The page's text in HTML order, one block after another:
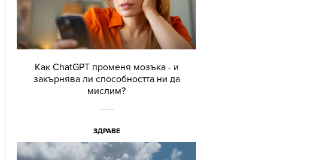
Как ChatGPT променя мозъка - и
закърнява ли способността ни да
мислим?
ЗДРАВЕ